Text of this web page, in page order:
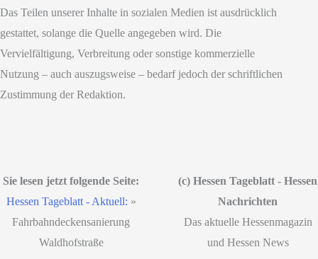
Das Teilen unserer Inhalte in sozialen Medien ist ausdrücklich
gestattet, solange die Quelle angegeben wird. Die
Vervielfältigung, Verbreitung oder sonstige kommerzielle
Nutzung – auch auszugsweise – bedarf jedoch der schriftlichen
Zustimmung der Redaktion.
Sie lesen jetzt folgende Seite:
Hessen Tageblatt - Aktuell: »
Fahrbahndeckensanierung
Waldhofstraße
(c) Hessen Tageblatt - Hessen
Nachrichten
Das aktuelle Hessenmagazin
und Hessen News